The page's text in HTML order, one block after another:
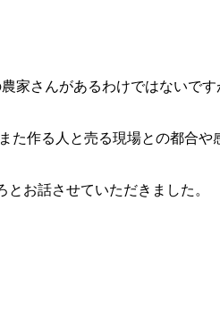
さんがあるわけではないで
作る人と売る現場との都合
お話させていただきました。